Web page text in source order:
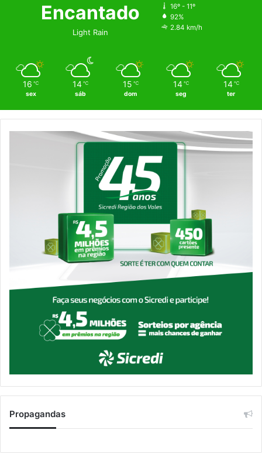
Encantado
Light Rain
16º - 11º
92%
2.84 km/h
16 ℃
sex
14 ℃
sáb
15 ℃
dom
14 ℃
seg
14 ℃
ter
Propagandas